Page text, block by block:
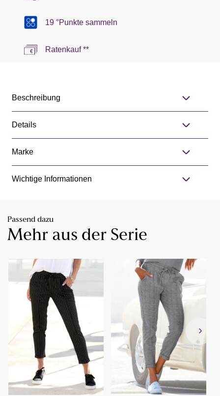
19 °Punkte sammeln
Ratenkauf **
Beschreibung
Details
Marke
Wichtige Informationen
Passend dazu
Mehr aus der Serie